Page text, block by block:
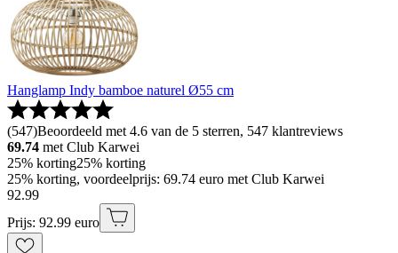
Hanglamp Indy bamboe naturel Ø55 cm
(547)Beoordeeld met 4.6 van de 5 sterren, 547 klantreviews
69.74 met Club Karwei
25% korting25% korting
25% korting, voordeelprijs: 69.74 euro met Club Karwei
92.99
Prijs: 92.99 euro